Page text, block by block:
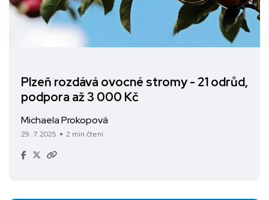
Plzeň rozdává ovocné stromy - 21 odrůd,
podpora až 3 000 Kč
Michaela Prokopová
29. 7. 2025 2 min čtení